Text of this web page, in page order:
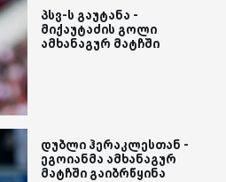
პსვ-ს გაუტანა -
მიქაუტაძის გოლი
ამხანაგურ მატჩში
დუბლი ჰერაკლესთან -
ეგოიანმა ამხანაგურ
მატჩში გაიბრწყინა